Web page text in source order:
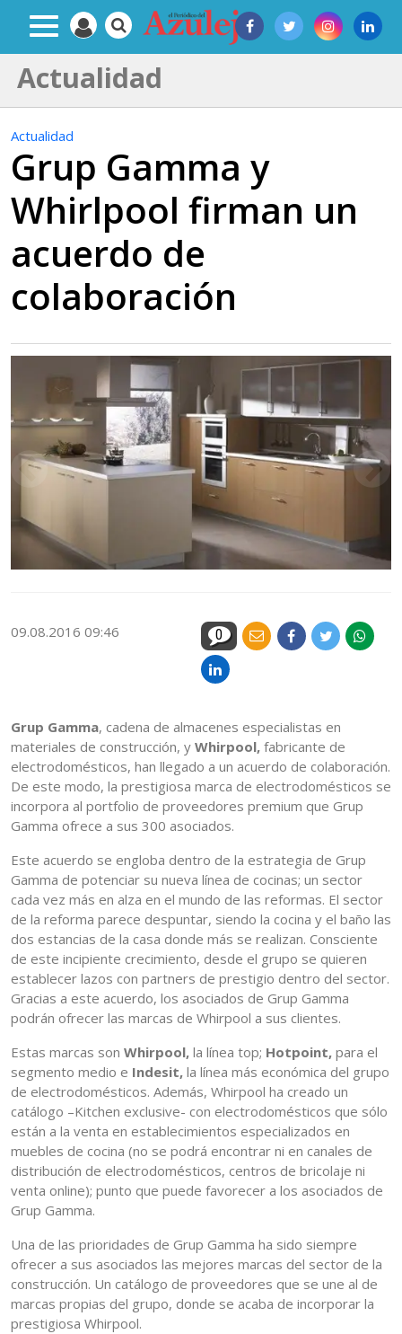
Actualidad
Actualidad
Grup Gamma y
Whirlpool firman un
acuerdo de
colaboración
09.08.2016 09:46 0
Grup Gamma, cadena de almacenes especialistas en
materiales de construcción, y Whirpool, fabricante de
electrodomésticos, han llegado a un acuerdo de colaboración.
De este modo, la prestigiosa marca de electrodomésticos se
incorpora al portfolio de proveedores premium que Grup
Gamma ofrece a sus 300 asociados.
Este acuerdo se engloba dentro de la estrategia de Grup
Gamma de potenciar su nueva línea de cocinas; un sector
cada vez más en alza en el mundo de las reformas. El sector
de la reforma parece despuntar, siendo la cocina y el baño las
dos estancias de la casa donde más se realizan. Consciente
de este incipiente crecimiento, desde el grupo se quieren
establecer lazos con partners de prestigio dentro del sector.
Gracias a este acuerdo, los asociados de Grup Gamma
podrán ofrecer las marcas de Whirpool a sus clientes.
Estas marcas son Whirpool, la línea top; Hotpoint, para el
segmento medio e Indesit, la línea más económica del grupo
de electrodomésticos. Además, Whirpool ha creado un
catálogo –Kitchen exclusive- con electrodomésticos que sólo
están a la venta en establecimientos especializados en
muebles de cocina (no se podrá encontrar ni en canales de
distribución de electrodomésticos, centros de bricolaje ni
venta online); punto que puede favorecer a los asociados de
Grup Gamma.
Una de las prioridades de Grup Gamma ha sido siempre
ofrecer a sus asociados las mejores marcas del sector de la
construcción. Un catálogo de proveedores que se une al de
marcas propias del grupo, donde se acaba de incorporar la
prestigiosa Whirpool.